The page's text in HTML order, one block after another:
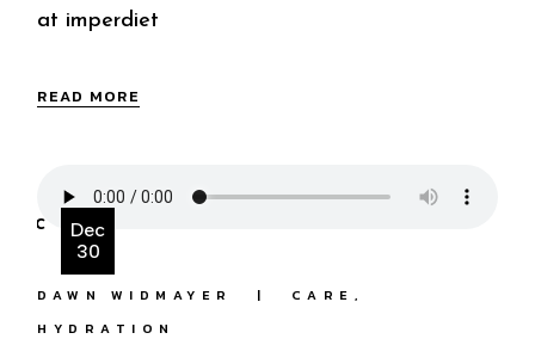
at imperdiet
READ MORE
Dec
30
DAWN WIDMAYER
CARE
HYDRATION